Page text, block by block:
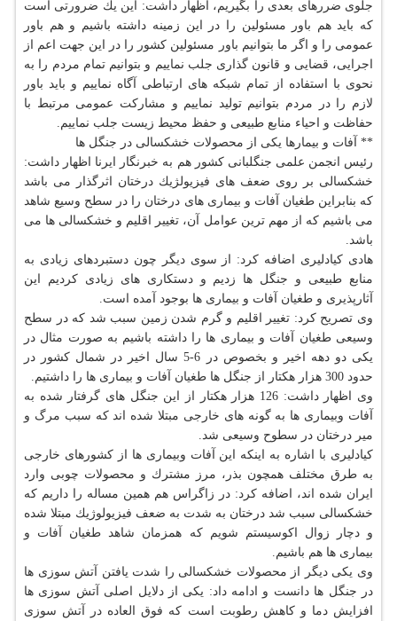
جلوی ضررهای بعدی را بگیریم، اظهار داشت: این یك ضرورتی است
كه باید هم باور مسئولین را در این زمینه داشته باشیم و هم باور
عمومی را و اگر ما بتوانیم باور مسئولین كشور را در این جهت اعم از
اجرایی، قضایی و قانون گذاری جلب نماییم و بتوانیم تمام مردم را به
نحوی با استفاده از تمام شبكه های ارتباطی آگاه نماییم و باید باور
لازم را در مردم بتوانیم تولید نماییم و مشاركت عمومی مرتبط با
حفاظت و احیاء منابع طبیعی و حفظ محیط زیست جلب نماییم.
** آفات و بیمارها یكی از محصولات خشكسالی در جنگل ها
رئیس انجمن علمی جنگلبانی كشور هم به خبرنگار ایرنا اظهار داشت:
خشكسالی بر روی ضعف های فیزیولژیك درختان اثرگذار می باشد
كه بنابراین طغیان آفات و بیماری های درختان را در سطح وسیع شاهد
می باشیم كه از مهم ترین عوامل آن، تغییر اقلیم و خشكسالی ها می
باشد.
هادی كیادلیری اضافه كرد: از سوی دیگر چون دستبردهای زیادی به
منابع طبیعی و جنگل ها زدیم و دستكاری های زیادی كردیم این
آثارپذیری و طغیان آفات و بیماری ها بوجود آمده است.
وی تصریح كرد: تغییر اقلیم و گرم شدن زمین سبب شد كه در سطح
وسیعی طغیان آفات و بیماری ها را داشته باشیم به صورت مثال در
یكی دو دهه اخیر و بخصوص در 6-5 سال اخیر در شمال كشور در
حدود 300 هزار هكتار از جنگل ها طغیان آفات و بیماری ها را داشتیم.
وی اظهار داشت: 126 هزار هكتار از این جنگل های گرفتار شده به
آفات وبیماری ها به گونه های خارجی مبتلا شده اند كه سبب مرگ و
میر درختان در سطوح وسیعی شد.
كیادلیری با اشاره به اینكه این آفات وبیماری ها از كشورهای خارجی
به طرق مختلف همچون بذر، مرز مشترك و محصولات چوبی وارد
ایران شده اند، اضافه كرد: در زاگراس هم همین مساله را داریم كه
خشكسالی سبب شد درختان به شدت به ضعف فیزیولوژیك مبتلا شده
و دچار زوال اكوسیستم شویم كه همزمان شاهد طغیان آفات و
بیماری ها هم باشیم.
وی یكی دیگر از محصولات خشكسالی را شدت یافتن آتش سوزی ها
در جنگل ها دانست و ادامه داد: یكی از دلایل اصلی آتش سوزی ها
افزایش دما و كاهش رطوبت است كه فوق العاده در آتش سوزی